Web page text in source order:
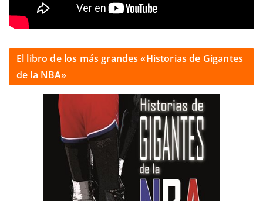
El libro de los más grandes «Historias de Gigantes
de la NBA»